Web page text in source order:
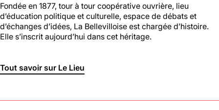
Lun, Mar : Fermé
Du Mercredi au Dimanche
Nous suivre
En savoir plus
Fondée en 1877, tour à tour coopérative ouvrière, lieu
d’éducation politique et culturelle, espace de débats et
d’échanges d’idées, La Bellevilloise est chargée d’histoire.
Elle s’inscrit aujourd’hui dans cet héritage.
Tout savoir sur Le Lieu